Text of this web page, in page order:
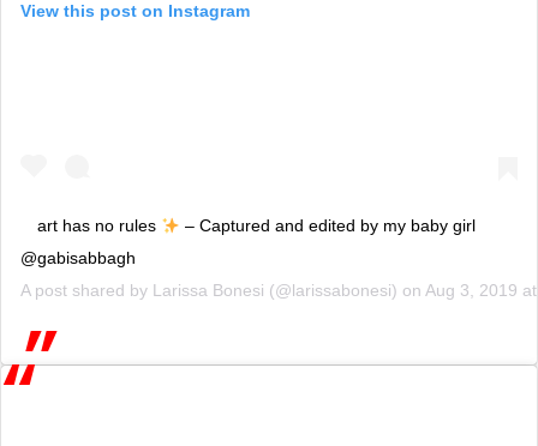
View this post on Instagram
art has no rules
– Captured and edited by my baby girl
@gabisabbagh
A post shared by Larissa Bonesi (@larissabonesi) on Aug 3, 2019